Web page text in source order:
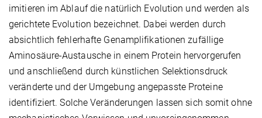
imitieren im Ablauf die natürlich Evolution und werden als
gerichtete Evolution bezeichnet. Dabei werden durch
absichtlich fehlerhafte Genamplifikationen zufällige
Aminosäure-Austausche in einem Protein hervorgerufen
und anschließend durch künstlichen Selektionsdruck
veränderte und der Umgebung angepasste Proteine
identifiziert. Solche Veränderungen lassen sich somit ohne